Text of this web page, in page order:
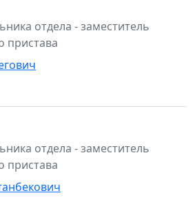
отдела - заместитель
пристава
отдела - заместитель
пристава